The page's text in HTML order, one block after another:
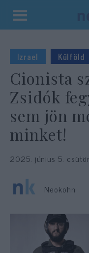
Kilépés
tartalomba
Izrael Külföld
Cionista
Zsidók
sem jön
minket!
2025. június 5.
Neokohn